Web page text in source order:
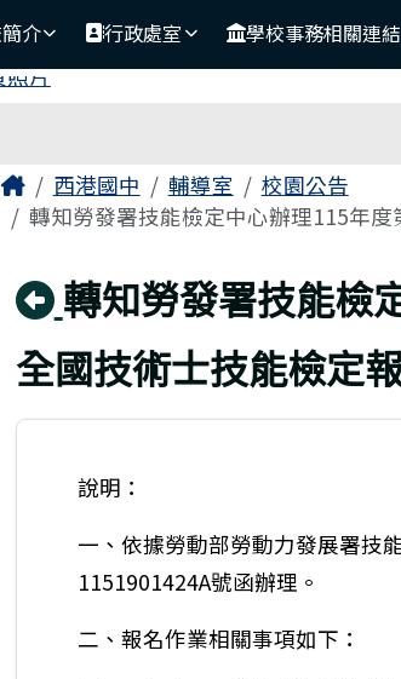
介 行政處室 學校事務相關連結
主內容區域
Home西港國中 輔導室
校園公告
轉知勞發署技能檢定中心辦理115年
回上頁
轉知勞發署技能檢
全國技術士技能檢定
說明：
一、依據勞動部勞動力發展署技
1151901424A號函辦理。
二、報名作業相關事項如下：